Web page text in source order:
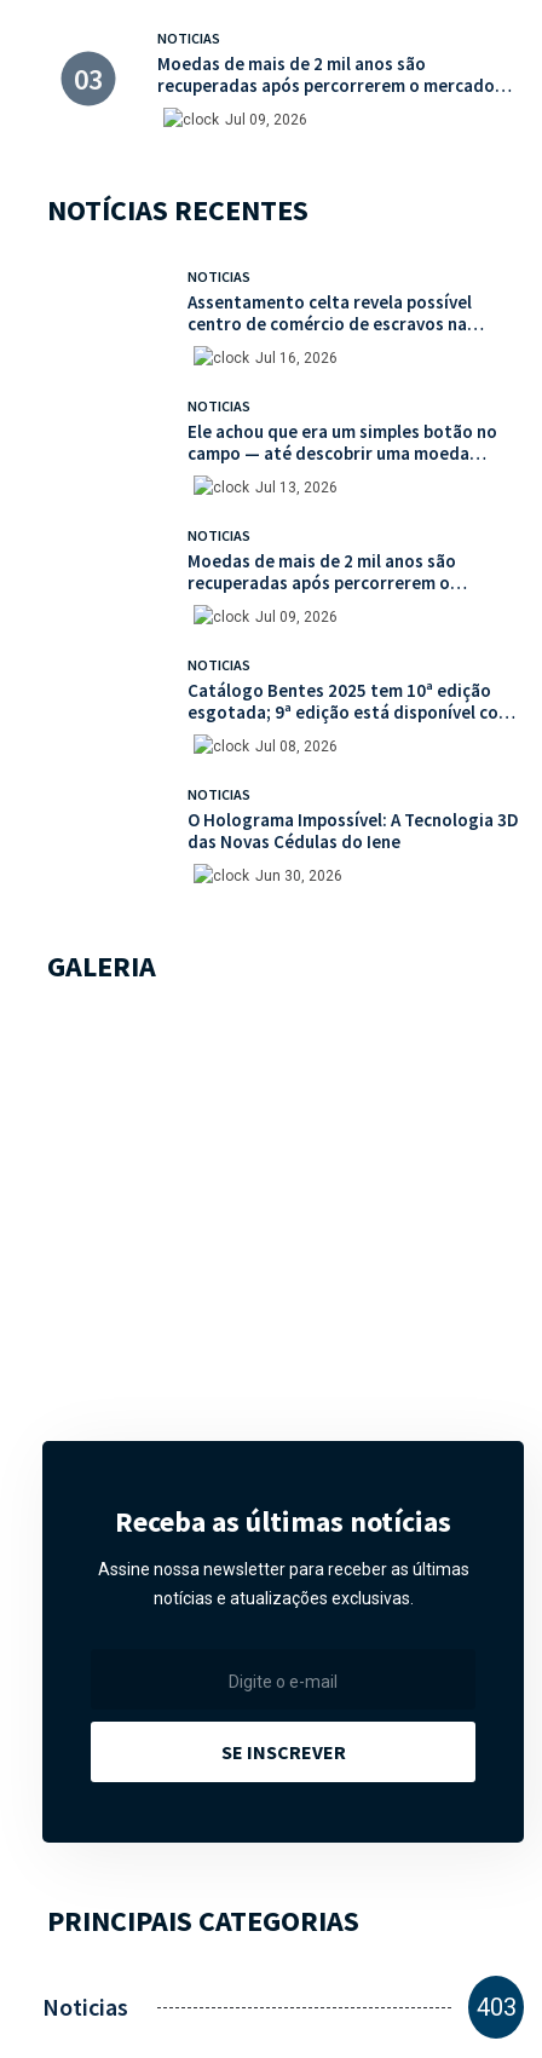
NOTICIAS
Moedas de mais de 2 mil anos são
recuperadas após percorrerem o mercado
ilegal de antiguidades
Jul 09, 2026
NOTÍCIAS RECENTES
NOTICIAS
Assentamento celta revela possível
centro de comércio de escravos na
França
Jul 16, 2026
NOTICIAS
Ele achou que era um simples botão no
campo — até descobrir uma moeda
medieval de valor histórico incalculável
Jul 13, 2026
NOTICIAS
Moedas de mais de 2 mil anos são
recuperadas após percorrerem o
mercado ilegal de antiguidades
Jul 09, 2026
NOTICIAS
Catálogo Bentes 2025 tem 10ª edição
esgotada; 9ª edição está disponível com
mais de 30% de desconto na unidade
Jul 08, 2026
NOTICIAS
O Holograma Impossível: A Tecnologia 3D
das Novas Cédulas do Iene
Jun 30, 2026
GALERIA
Receba as últimas notícias
Assine nossa newsletter para receber as últimas
notícias e atualizações exclusivas.
SE INSCREVER
PRINCIPAIS CATEGORIAS
Noticias 403